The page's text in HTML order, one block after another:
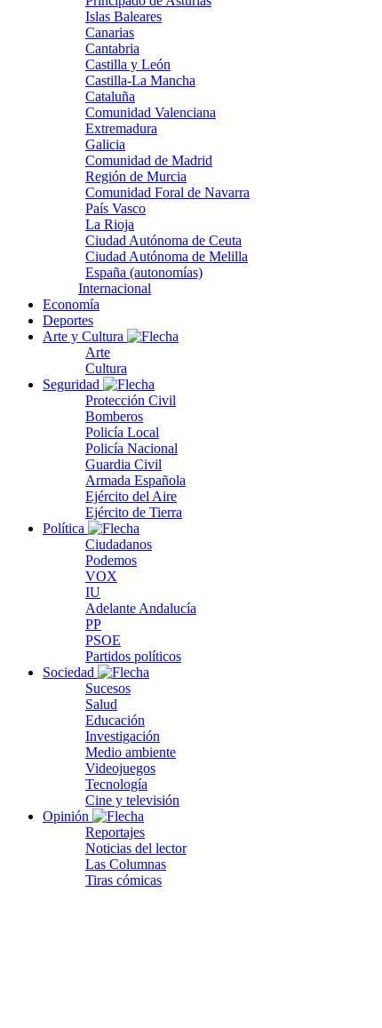
Islas Baleares
Canarias
Cantabria
Castilla y León
Castilla-La Mancha
Cataluña
Comunidad Valenciana
Extremadura
Galicia
Comunidad de Madrid
Región de Murcia
Comunidad Foral de Navarra
País Vasco
La Rioja
Ciudad Autónoma de Ceuta
Ciudad Autónoma de Melilla
España (autonomías)
Internacional
Economía
Deportes
Arte y Cultura
Arte
Cultura
Seguridad
Protección Civil
Bomberos
Policía Local
Policía Nacional
Guardia Civil
Armada Española
Ejército del Aire
Ejército de Tierra
Política
Ciudadanos
Podemos
VOX
IU
Adelante Andalucía
PP
PSOE
Partidos políticos
Sociedad
Sucesos
Salud
Educación
Investigación
Medio ambiente
Videojuegos
Tecnología
Cine y televisión
Opinión
Reportajes
Noticias del lector
Las Columnas
Tiras cómicas